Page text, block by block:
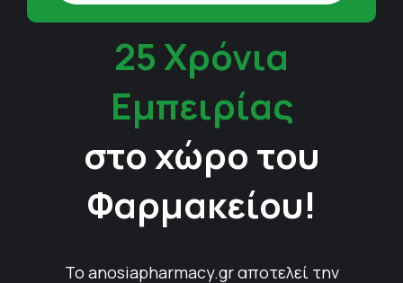
25 Χρόνια
Εμπειρίας
στο χώρο του
Φαρμακείου!
Το anosiapharmacy.gr αποτελεί την